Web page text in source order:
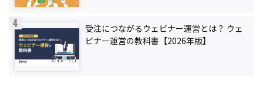
受注につながるウェビナー運営とは？ ウェ
ビナー運営の教科書【2026年版】